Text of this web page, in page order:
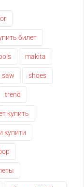
билет
makita
saw shoes
trend
купить
купити